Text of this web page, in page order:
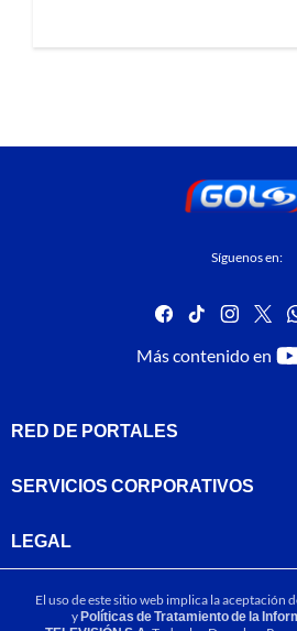
Síguenos en:
facebook
tiktok
Más contenido en
RED DE PORTALES
SERVICIOS CORPORATIVOS
LEGAL
El uso de este sitio web implica la aceptación
yPolíticas de Tratamiento de la